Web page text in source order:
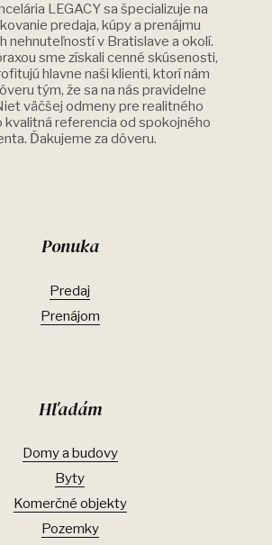
LEGACY sa špecializuje na
predaja, kúpy a prenájmu
nehnuteľností v Bratislave a okolí.
sme získali cenné skúsenosti,
hlavne naši klienti, ktorí nám
tým, že sa na nás pravidelne
väčšej odmeny pre realitného
kvalitná referencia od spokojného
Ďakujeme za dôveru.
Ponuka
Predaj
Prenájom
Hľadám
Domy a budovy
Byty
Komerčné objekty
Pozemky